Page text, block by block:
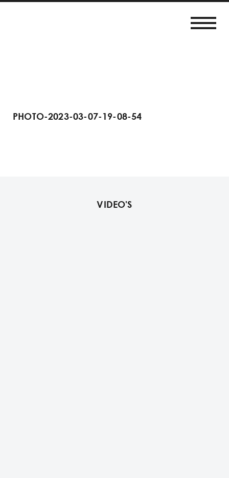
PHOTO-2023-03-07-19-08-54
VIDEO'S